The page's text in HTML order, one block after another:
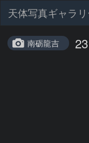
天体写真ギャラ
南砺龍吉